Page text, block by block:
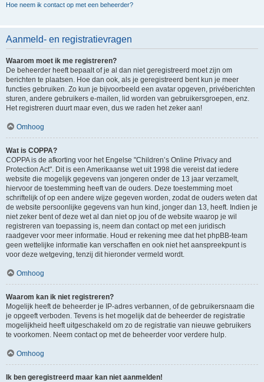
Hoe neem ik contact op met een beheerder?
Aanmeld- en registratievragen
Waarom moet ik me registreren?
De beheerder heeft bepaalt of je al dan niet geregistreerd moet zijn om
berichten te plaatsen. Hoe dan ook, als je geregistreerd bent kun je meer
functies gebruiken. Zo kun je bijvoorbeeld een avatar opgeven, privéberichten
sturen, andere gebruikers e-mailen, lid worden van gebruikersgroepen, enz.
Het registreren duurt maar even, dus we raden het zeker aan!
Omhoog
Wat is COPPA?
COPPA is de afkorting voor het Engelse "Children’s Online Privacy and
Protection Act". Dit is een Amerikaanse wet uit 1998 die vereist dat iedere
website die mogelijk gegevens van jongeren onder de 13 jaar verzamelt,
hiervoor de toestemming heeft van de ouders. Deze toestemming moet
schriftelijk of op een andere wijze gegeven worden, zodat de ouders weten dat
de website persoonlijke gegevens van hun kind, jonger dan 13, heeft. Indien je
niet zeker bent of deze wet al dan niet op jou of de website waarop je wil
registreren van toepassing is, neem dan contact op met een juridisch
raadgever voor meer informatie. Houd er rekening mee dat het phpBB-team
geen wettelijke informatie kan verschaffen en ook niet het aanspreekpunt is
voor deze wetgeving, tenzij dit hieronder vermeld wordt.
Omhoog
Waarom kan ik niet registreren?
Mogelijk heeft de beheerder je IP-adres verbannen, of de gebruikersnaam die
je opgeeft verboden. Tevens is het mogelijk dat de beheerder de registratie
mogelijkheid heeft uitgeschakeld om zo de registratie van nieuwe gebruikers
te voorkomen. Neem contact op met de beheerder voor verdere hulp.
Omhoog
Ik ben geregistreerd maar kan niet aanmelden!